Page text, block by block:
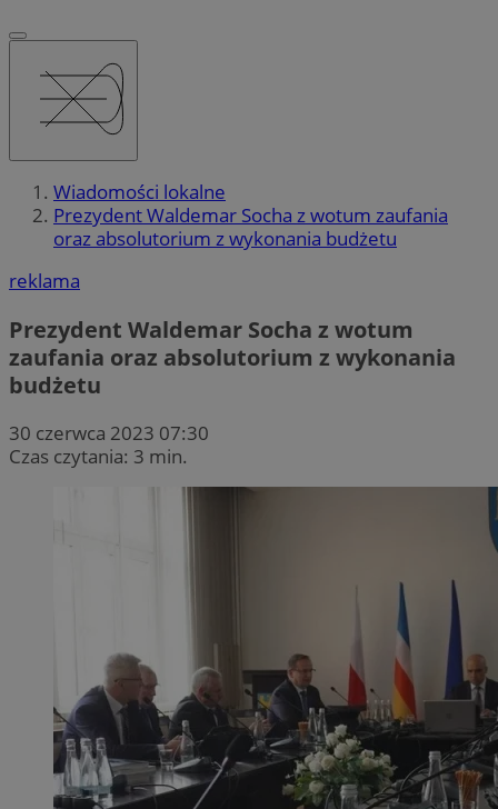
Wiadomości lokalne
Prezydent Waldemar Socha z wotum zaufania
oraz absolutorium z wykonania budżetu
reklama
Prezydent Waldemar Socha z wotum
zaufania oraz absolutorium z wykonania
budżetu
30 czerwca 2023 07:30
Czas czytania: 3 min.